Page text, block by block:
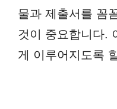
물과 제출서를 꼼
것이 중요합니다.
게 이루어지도록